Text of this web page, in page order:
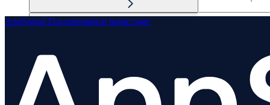
AppSignal Documentation home page